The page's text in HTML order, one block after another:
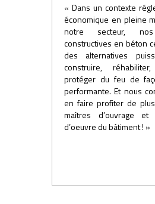
« Dans un contexte
économique en pleine
notre secteur,
constructives en béton
des alternatives
construire,
protéger du feu de
performante. Et nous
en faire profiter de
maîtres d’ouvrage
d’oeuvre du bâtiment ! »